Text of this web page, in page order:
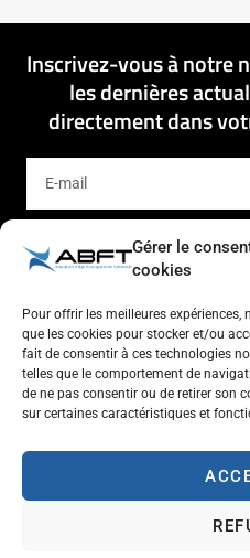
Gérer le
cookies
Pour offrir les meilleures
que les cookies pour stocker et/ou
fait de consentir à ces technologies
telles que le comportement de
de ne pas consentir ou de retirer son
sur certaines caractéristiques et
Inscrivez-vous à notre
les dernières
directement dans
Respect de l'autre et estime
Aventure
Plaisir